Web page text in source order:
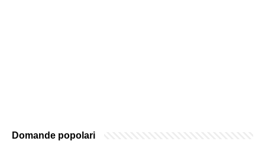
Domande popolari